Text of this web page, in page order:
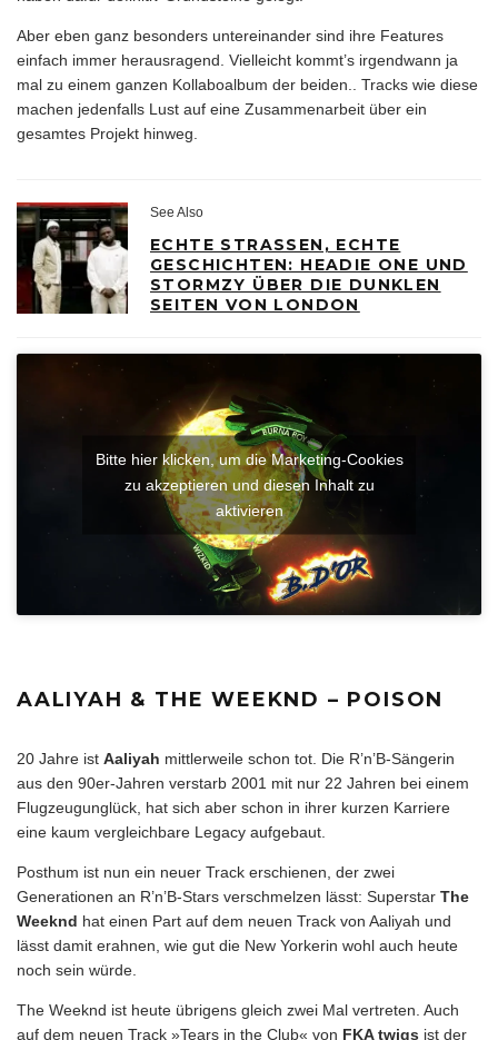
Aber eben ganz besonders untereinander sind ihre Features
einfach immer herausragend. Vielleicht kommt’s irgendwann ja
mal zu einem ganzen Kollaboalbum der beiden.. Tracks wie diese
machen jedenfalls Lust auf eine Zusammenarbeit über ein
gesamtes Projekt hinweg.
See Also
ECHTE STRASSEN, ECHTE G
ESCHICHTEN: HEADIE ONE UND S
TORMZY ÜBER DIE DUNKLEN S
EITEN VON LONDON
Bitte hier klicken, um die Marketing-Cookies
zu akzeptieren und diesen Inhalt zu
aktivieren
AALIYAH & THE WEEKND – POISON
20 Jahre ist Aaliyah mittlerweile schon tot. Die R’n’B-Sängerin
aus den 90er-Jahren verstarb 2001 mit nur 22 Jahren bei einem
Flugzeugunglück, hat sich aber schon in ihrer kurzen Karriere
eine kaum vergleichbare Legacy aufgebaut.
Posthum ist nun ein neuer Track erschienen, der zwei
Generationen an R’n’B-Stars verschmelzen lässt: Superstar The
Weeknd hat einen Part auf dem neuen Track von Aaliyah und
lässt damit erahnen, wie gut die New Yorkerin wohl auch heute
noch sein würde.
The Weeknd ist heute übrigens gleich zwei Mal vertreten. Auch
auf dem neuen Track »Tears in the Club« von FKA twigs ist der